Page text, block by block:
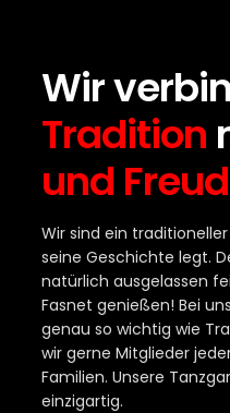
Wir
Tradition
und
Wir sind ein
seine Geschichte legt.
natürlich ausgelassen
Fasnet genießen! Bei
genau so wichtig wie
wir gerne Mitglieder
Familien. Unsere
einzigartig.